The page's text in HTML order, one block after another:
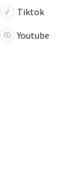
Tiktok
Youtube